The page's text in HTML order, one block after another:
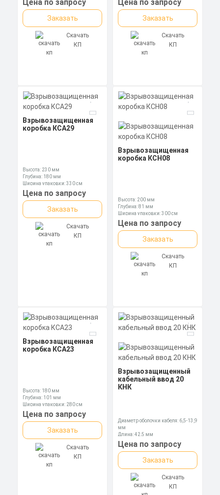
Цена по запросу
Заказать
Скачать
КП
Цена по запросу
Заказать
Скачать
КП
Взрывозащищенная
коробка КСА29
Высота: 230 мм
Глубина: 180 мм
Ширина упаковки: 330 см
Цена по запросу
Заказать
Скачать
КП
Взрывозащищенная
коробка КСН08
Высота: 200 мм
Глубина: 81 мм
Ширина упаковки: 300 см
Цена по запросу
Заказать
Скачать
КП
Взрывозащищенная
коробка КСА23
Высота: 180 мм
Глубина: 101 мм
Ширина упаковки: 280 см
Цена по запросу
Заказать
Скачать
КП
Взрывозащищенный
кабельный ввод 20
КНК
Диаметр оболочки кабеля: 6,5-13,9
мм
Длина: 42,5 мм
Ключ: 27 мм
Цена по запросу
Заказать
Скачать
КП